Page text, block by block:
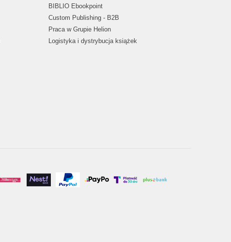
BIBLIO Ebookpoint
Custom Publishing - B2B
Praca w Grupie Helion
Logistyka i dystrybucja książek